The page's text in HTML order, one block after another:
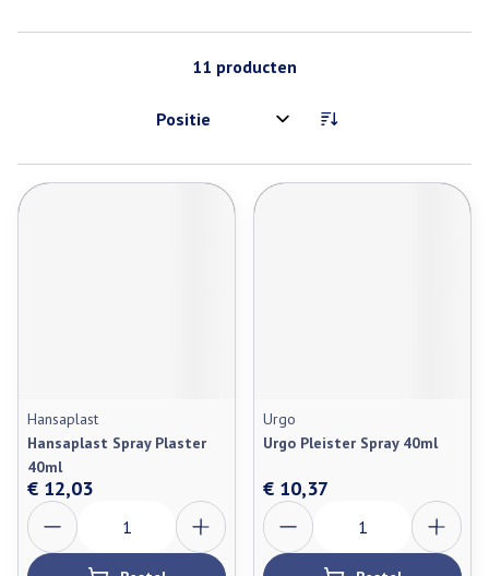
11 producten
Sorteer op:
Hansaplast
Hansaplast Spray Plaster
40ml
€ 12,03
Aantal
Urgo
Urgo Pleister Spray 40ml
€ 10,37
Aantal